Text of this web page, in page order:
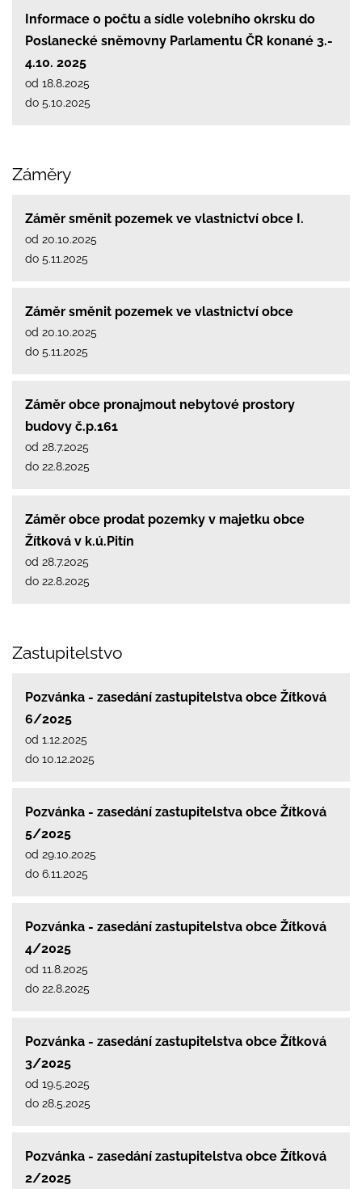
Informace o počtu a sídle volebního okrsku do
Poslanecké sněmovny Parlamentu ČR konané 3.-
4.10. 2025
od 18.8.2025
do 5.10.2025
Záměry
Záměr směnit pozemek ve vlastnictví obce I.
od 20.10.2025
do 5.11.2025
Záměr směnit pozemek ve vlastnictví obce
od 20.10.2025
do 5.11.2025
Záměr obce pronajmout nebytové prostory
budovy č.p.161
od 28.7.2025
do 22.8.2025
Záměr obce prodat pozemky v majetku obce
Žítková v k.ú.Pitín
od 28.7.2025
do 22.8.2025
Zastupitelstvo
Pozvánka - zasedání zastupitelstva obce Žítková
6/2025
od 1.12.2025
do 10.12.2025
Pozvánka - zasedání zastupitelstva obce Žítková
5/2025
od 29.10.2025
do 6.11.2025
Pozvánka - zasedání zastupitelstva obce Žítková
4/2025
od 11.8.2025
do 22.8.2025
Pozvánka - zasedání zastupitelstva obce Žítková
3/2025
od 19.5.2025
do 28.5.2025
Pozvánka - zasedání zastupitelstva obce Žítková
2/2025